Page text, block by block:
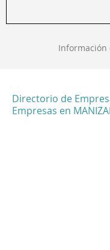
Información
Directorio de
Empresas en